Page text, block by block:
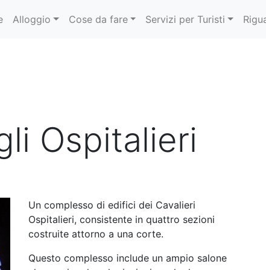
Alloggio Cose da fare Servizi per Turisti
Ospitalieri
Un complesso di edifici dei Cavalieri
Ospitalieri, consistente in quattro sezioni
costruite attorno a una corte.
Questo complesso include un ampio salone